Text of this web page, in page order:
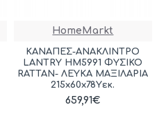
HomeMarkt
ΚΑΝΑΠΕΣ-ΑΝΑΚΛΙΝΤΡΟ
LANTRY HM5991 ΦΥΣΙΚΟ
RATTAN- ΛΕΥΚΑ ΜΑΞΙΛΑΡΙΑ
215x60x78Yεκ.
659,91€